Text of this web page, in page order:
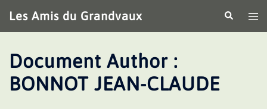
au
contenu
Les Amis du Grandvaux
le
Document Author :
BONNOT JEAN-CLAUDE